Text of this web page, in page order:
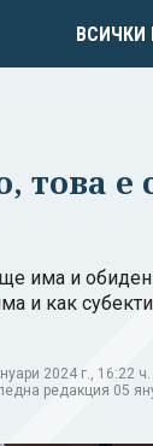
ВСИЧКИ
това е
има и
и как
2024 г., 16:22 ч.
редакция 05